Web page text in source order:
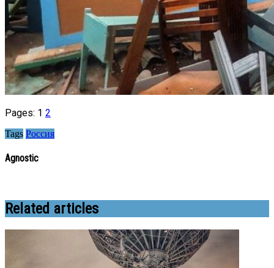
Pages: 1 2
Tags Россия
Agnostic
Related articles